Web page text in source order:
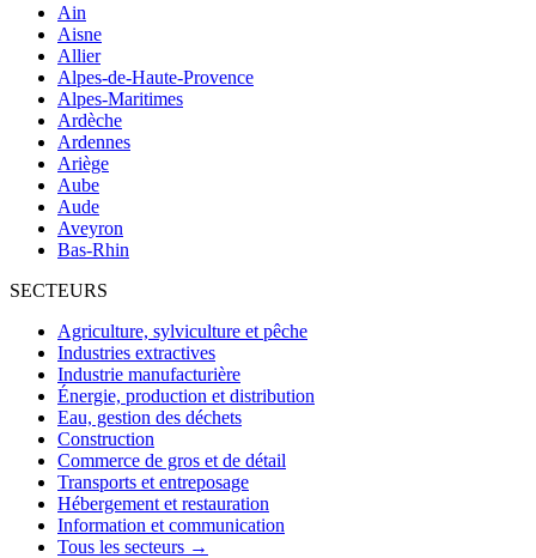
Ain
Aisne
Allier
Alpes-de-Haute-Provence
Alpes-Maritimes
Ardèche
Ardennes
Ariège
Aube
Aude
Aveyron
Bas-Rhin
SECTEURS
Agriculture, sylviculture et pêche
Industries extractives
Industrie manufacturière
Énergie, production et distribution
Eau, gestion des déchets
Construction
Commerce de gros et de détail
Transports et entreposage
Hébergement et restauration
Information et communication
Tous les secteurs →